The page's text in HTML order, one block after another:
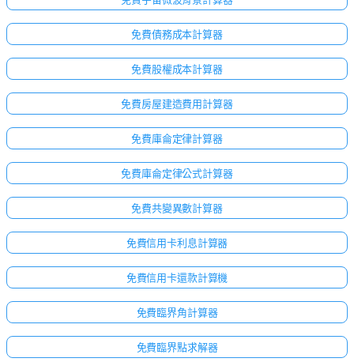
免費債務成本計算器
免費股權成本計算器
免費房屋建造費用計算器
免費庫侖定律計算器
免費庫侖定律公式計算器
免費共變異數計算器
免費信用卡利息計算器
免費信用卡還款計算機
免費臨界角計算器
免費臨界點求解器